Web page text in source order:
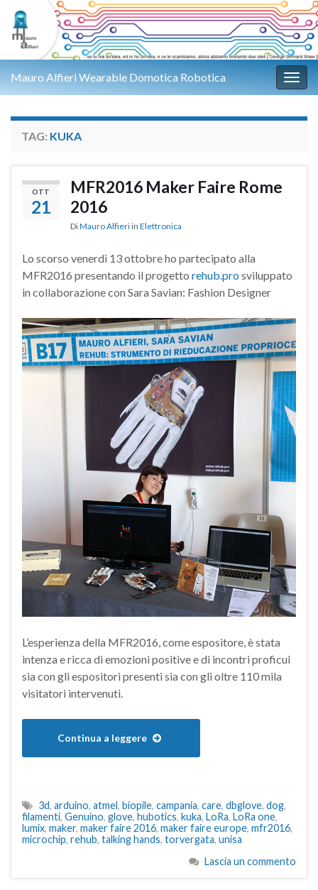
Mauro Alfieri Wearable Domotica Robotica
TAG: KUKA
OTT
21
MFR2016 Maker Faire Rome
2016
DiMauro Alfieri in Elettronica
Lo scorso venerdì 13 ottobre ho partecipato alla
MFR2016 presentando il progetto rehub.pro sviluppato
in collaborazione con Sara Savian: Fashion Designer
L’esperienza della MFR2016, come espositore, è stata
intenza e ricca di emozioni positive e di incontri proficui
sia con gli espositori presenti sia con gli oltre 110 mila
visitatori intervenuti.
Continua a leggere
3d, arduino, atmel, biopile, campania, care, dbglove, dog,
filamenti, Genuino, glove, hubotics, kuka, LoRa, LoRa one,
lumix, maker, maker faire 2016, maker faire europe, mfr2016,
microchip, rehub, talking hands, torvergata, unisa
Lascia un commento